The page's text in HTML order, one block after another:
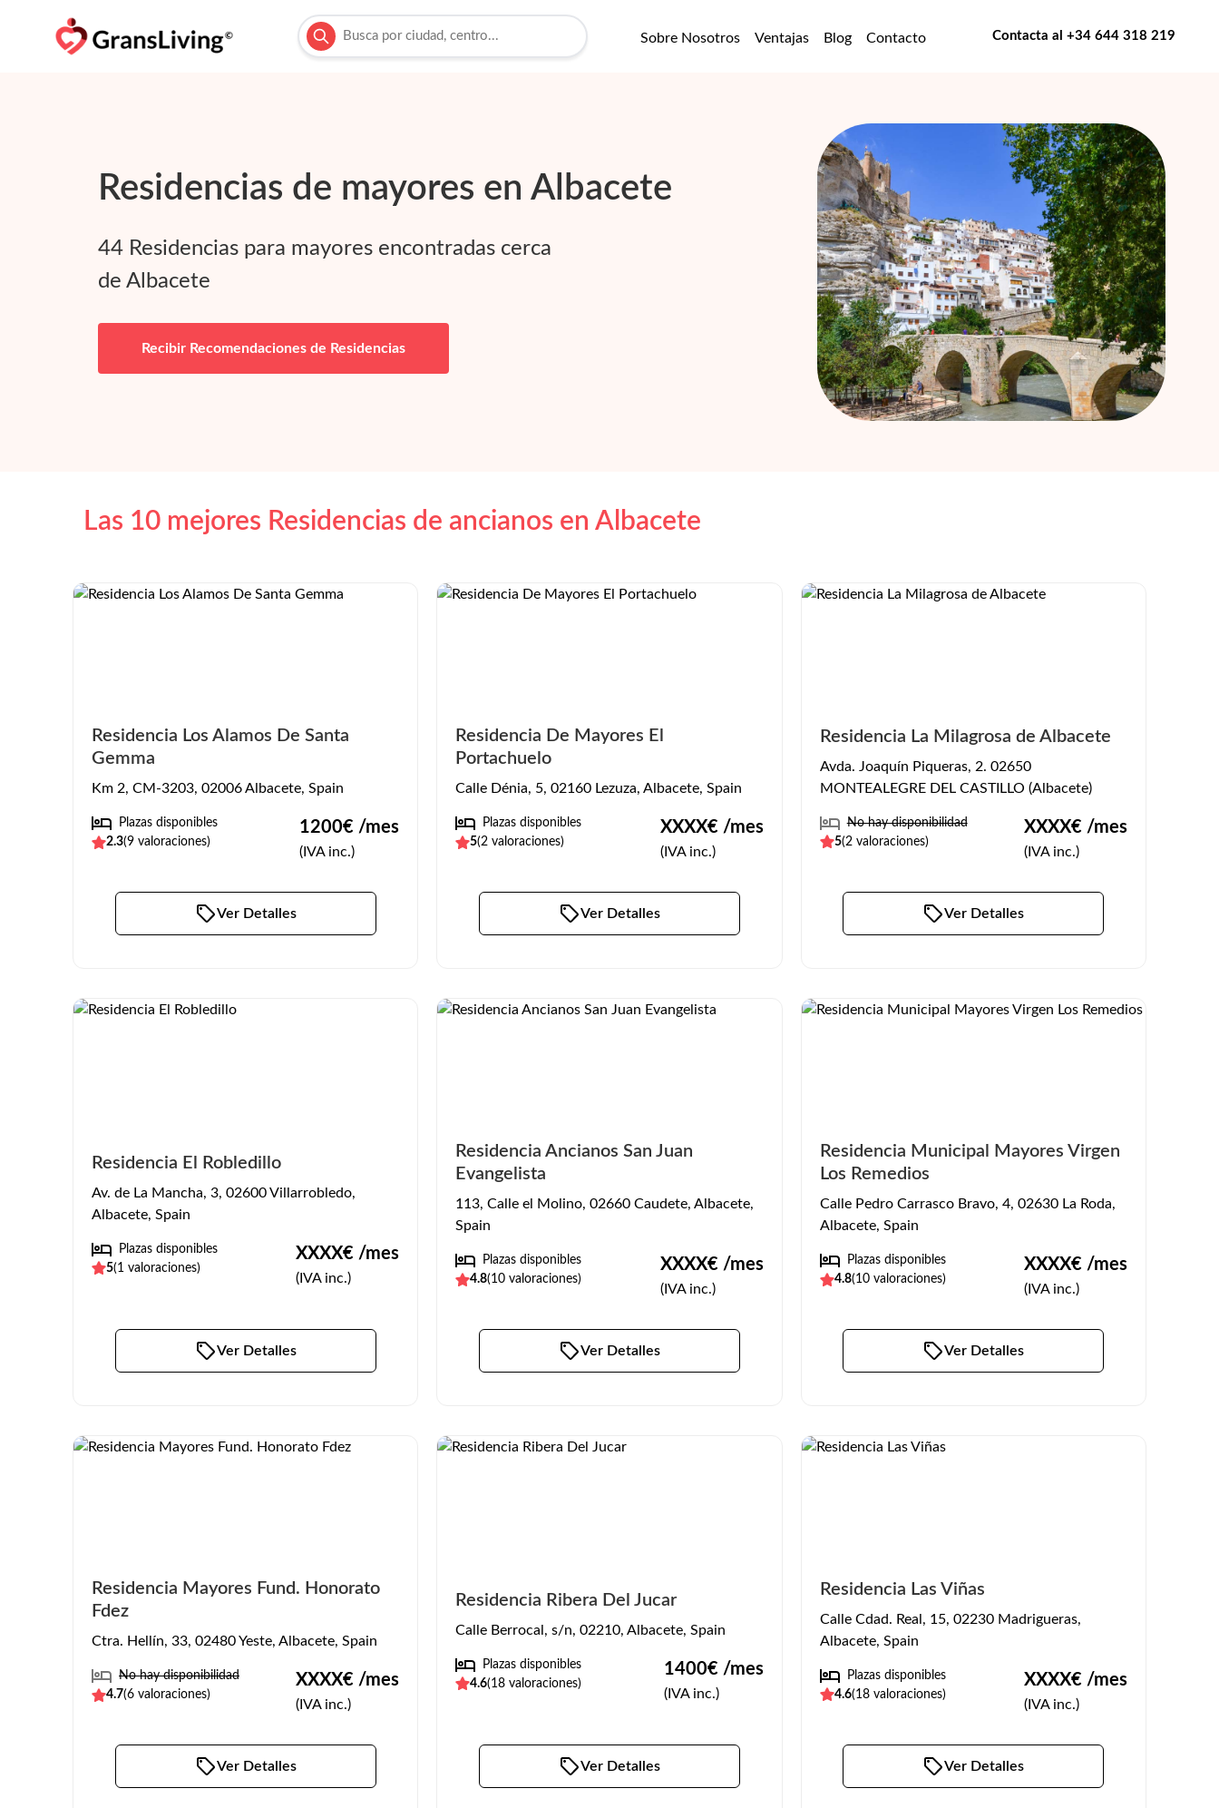
Sobre Nosotros Ventajas Blog Contacto Contacta al +34 644 318 219
Residencias de mayores en Albacete
44 Residencias para mayores encontradas cerca
de Albacete
Recibir Recomendaciones de Residencias
Las 10 mejores Residencias de ancianos en Albacete
Residencia Los Alamos De Santa
Gemma
Km 2, CM-3203, 02006 Albacete, Spain
Plazas disponibles
2.3(9 valoraciones)
1200€ /mes
(IVA inc.)
Ver Detalles
Residencia De Mayores El
Portachuelo
Calle Dénia, 5, 02160 Lezuza, Albacete, Spain
Plazas disponibles
5(2 valoraciones)
XXXX€ /mes
(IVA inc.)
Ver Detalles
Residencia La Milagrosa de Albacete
Avda. Joaquín Piqueras, 2. 02650
MONTEALEGRE DEL CASTILLO (Albacete)
No hay disponibilidad
5(2 valoraciones)
XXXX€ /mes
(IVA inc.)
Ver Detalles
Residencia El Robledillo
Av. de La Mancha, 3, 02600 Villarrobledo,
Albacete, Spain
Plazas disponibles
5(1 valoraciones)
XXXX€ /mes
(IVA inc.)
Ver Detalles
Residencia Ancianos San Juan
Evangelista
113, Calle el Molino, 02660 Caudete, Albacete,
Spain
Plazas disponibles
4.8(10 valoraciones)
XXXX€ /mes
(IVA inc.)
Ver Detalles
Residencia Municipal Mayores Virgen
Los Remedios
Calle Pedro Carrasco Bravo, 4, 02630 La Roda,
Albacete, Spain
Plazas disponibles
4.8(10valoraciones)
XXXX€ /mes
(IVA inc.)
Ver Detalles
Residencia Mayores Fund. Honorato
Fdez
Ctra. Hellín, 33, 02480 Yeste, Albacete, Spain
No hay disponibilidad
4.7(6 valoraciones)
XXXX€ /mes
(IVA inc.)
Ver Detalles
Residencia Ribera Del Jucar
Calle Berrocal, s/n, 02210, Albacete, Spain
Plazas disponibles
4.6(18 valoraciones)
1400€ /mes
(IVA inc.)
Ver Detalles
Residencia Las Viñas
Calle Cdad. Real, 15, 02230 Madrigueras,
Albacete, Spain
Plazas disponibles
4.6(18valoraciones)
XXXX€ /mes
(IVA inc.)
Ver Detalles